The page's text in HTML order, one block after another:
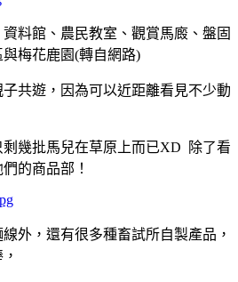
料館、農民教室、觀賞馬廄、盤固
梅花鹿園(轉自網路)
共遊，因為可以近距離看見不少動
幾批馬兒在草原上而已XD 除了看
的商品部！
外，還有很多種畜試所自製產品，